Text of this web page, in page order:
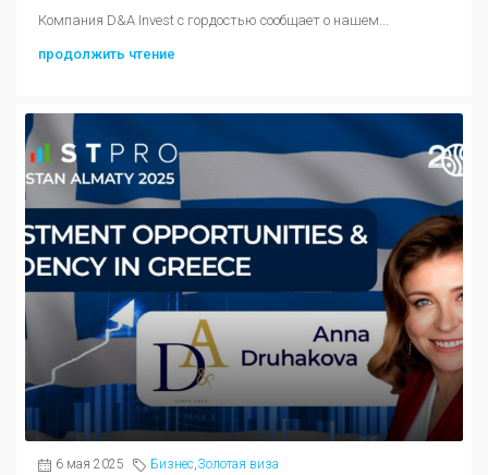
Компания D&A Invest с гордостью сообщает о нашем...
продолжить чтение
6 мая 2025 Бизнес,Золотая виза